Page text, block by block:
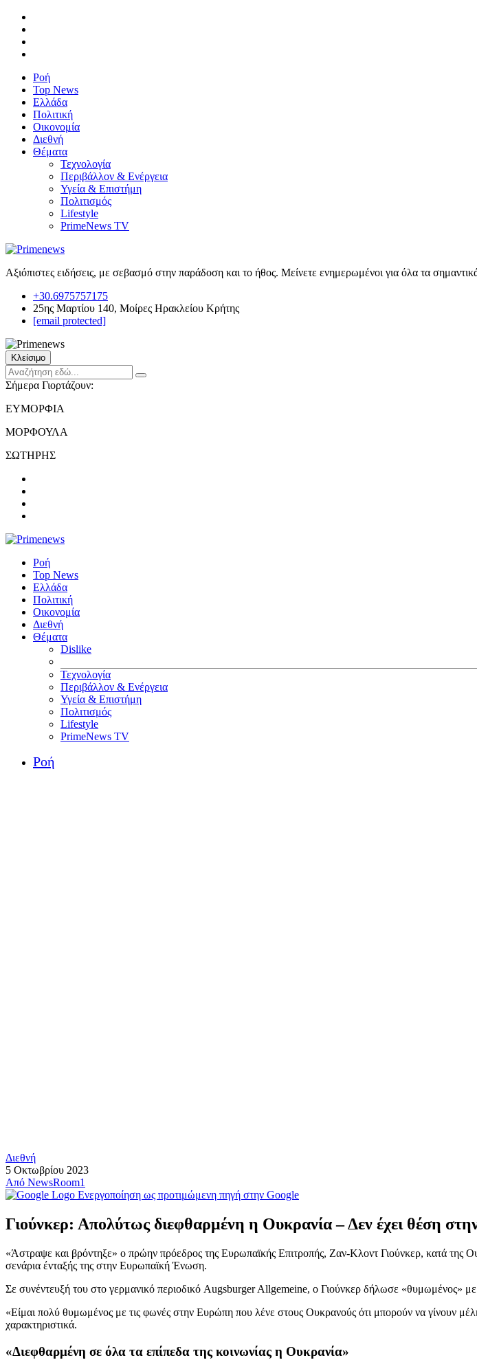
Ροή
Top News
Ελλάδα
Πολιτική
Οικονομία
Διεθνή
Θέματα
Τεχνολογία
Περιβάλλον & Ενέργεια
Υγεία & Επιστήμη
Πολιτισμός
Lifestyle
PrimeNews TV
Αξιόπιστες ειδήσεις, με σεβασμό στην παράδοση και το ήθος. Μείνετε ενημερωμένοι για όλα τα
+30.6975757175
25ης Μαρτίου 140, Μοίρες Ηρακλείου Κρήτης
[email protected]
Κλείσιμο
Σήμερα Γιορτάζουν:
ΕΥΜΟΡΦΙΑ
ΜΟΡΦΟΥΛΑ
ΣΩΤΗΡΗΣ
Ροή
Top News
Ελλάδα
Πολιτική
Οικονομία
Διεθνή
Θέματα
Dislike
Τεχνολογία
Περιβάλλον & Ενέργεια
Υγεία & Επιστήμη
Πολιτισμός
Lifestyle
PrimeNews TV
Ροή
Διεθνή
5 Οκτωβρίου 2023
Από NewsRoom1
Ενεργοποίηση ως προτιμώμενη πηγή στην Google
Γιούνκερ: Απολύτως διεφθαρμένη η Ουκρανία – Δεν έχει θέση
«Άστραψε και βρόντηξε» ο πρώην πρόεδρος της Ευρωπαϊκής Επιτροπής, Ζαν-Κλοντ Γιούνκερ, κατά της
σενάρια ένταξής της στην Ευρωπαϊκή Ένωση.
Σε συνέντευξή του στο γερμανικό περιοδικό Augsburger Allgemeine, ο Γιούνκερ δήλωσε «θυμωμένος» με
«Είμαι πολύ θυμωμένος με τις φωνές στην Ευρώπη που λένε στους Ουκρανούς ότι μπορούν να γίνουν
χαρακτηριστικά.
«Διεφθαρμένη σε όλα τα επίπεδα της κοινωνίας η Ουκρανία»